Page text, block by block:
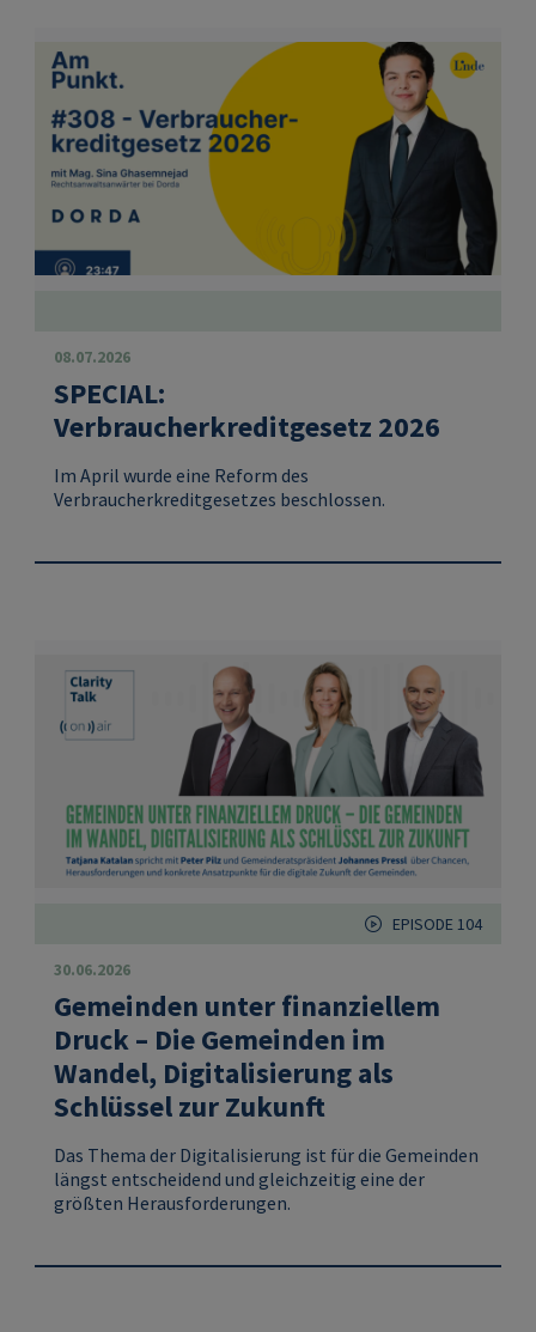
08.07.2026
SPECIAL:
Verbraucherkreditgesetz 2026
Im April wurde eine Reform des
Verbraucherkreditgesetzes beschlossen.
EPISODE 104
30.06.2026
Gemeinden unter finanziellem
Druck – Die Gemeinden im
Wandel, Digitalisierung als
Schlüssel zur Zukunft
Das Thema der Digitalisierung ist für die Gemeinden
längst entscheidend und gleichzeitig eine der
größten Herausforderungen.